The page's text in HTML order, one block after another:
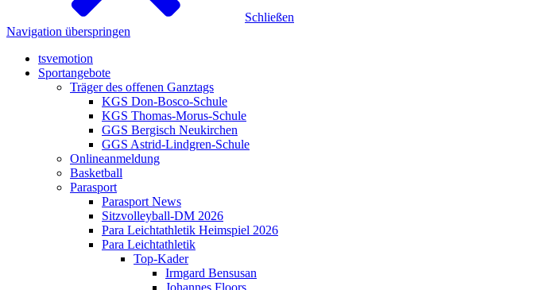
Schließen
Navigation überspringen
tsvemotion
Sportangebote
Träger des offenen Ganztags
KGS Don-Bosco-Schule
KGS Thomas-Morus-Schule
GGS Bergisch Neukirchen
GGS Astrid-Lindgren-Schule
Onlineanmeldung
Basketball
Parasport
Parasport News
Sitzvolleyball-DM 2026
Para Leichtathletik Heimspiel 2026
Para Leichtathletik
Top-Kader
Irmgard Bensusan
Johannes Floors